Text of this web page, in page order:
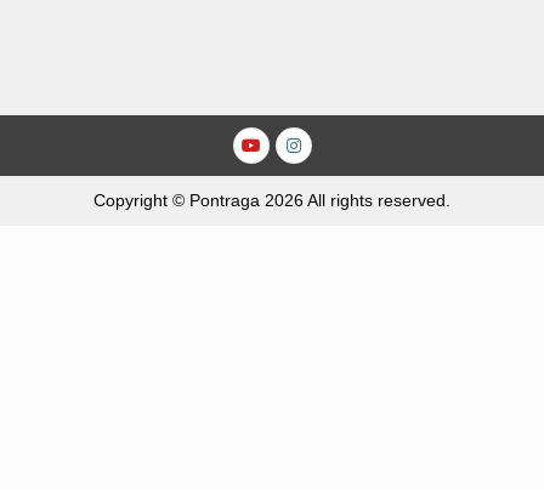
Youtube
Instagram
Copyright © Pontraga 2026 All rights reserved.